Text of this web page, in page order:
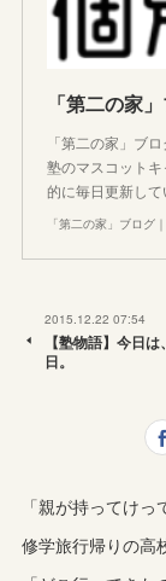
「第二の家
「第二の家」ブ
塾のマスコット
的に毎日更新し
「第二の家」ブログ
2015.12.22 07:54
【塾物語】今日
日。
「親が持ってけっ
修学旅行帰りの高